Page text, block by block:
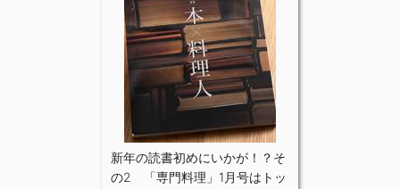
新年の読書初めにいかが！？そ
の2 「専門料理」1月号はトッ